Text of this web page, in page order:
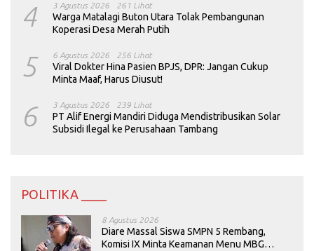
4 3 Agustus 2026 261 Lihat
Warga Matalagi Buton Utara Tolak Pembangunan
Koperasi Desa Merah Putih
5 6 Agustus 2026 256 Lihat
Viral Dokter Hina Pasien BPJS, DPR: Jangan Cukup
Minta Maaf, Harus Diusut!
6 3 Agustus 2026 239 Lihat
PT Alif Energi Mandiri Diduga Mendistribusikan Solar
Subsidi Ilegal ke Perusahaan Tambang
POLITIKA ____
8 Agustus 2026
Diare Massal Siswa SMPN 5 Rembang,
Komisi IX Minta Keamanan Menu MBG